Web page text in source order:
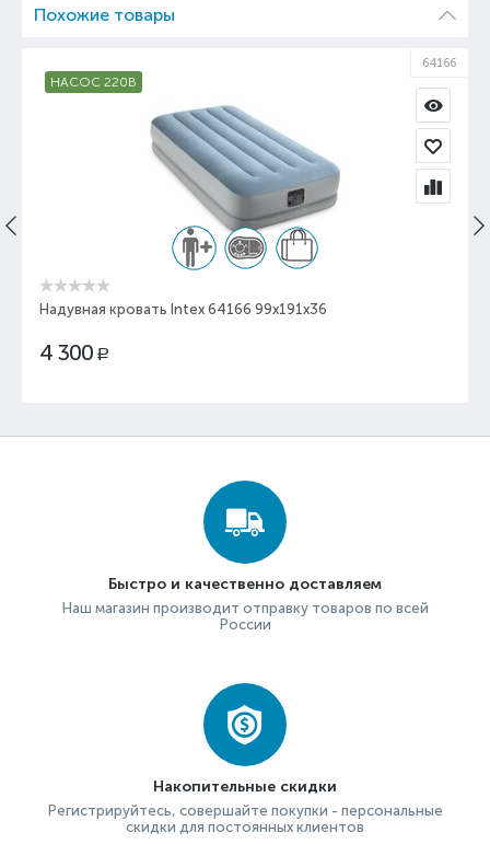
Похожие товары
НАСОС 220В
64166
Надувная кровать Intex 64166 99х191х36
4 300 Р
Быстро и качественно доставляем
Наш магазин производит отправку товаров по всей
России
Накопительные скидки
Регистрируйтесь, совершайте покупки - персональные
скидки для постоянных клиентов